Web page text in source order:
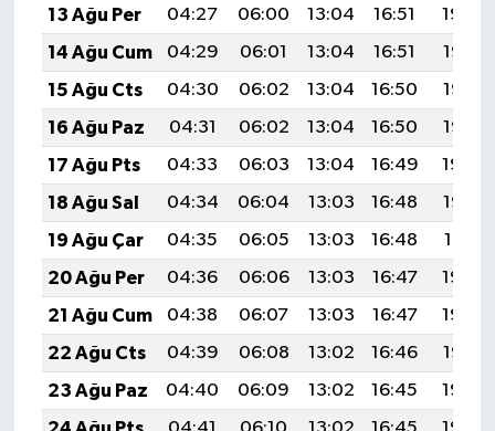
13 Ağu Per
04:27 06:00 13:04 16:51
19:59
14 Ağu Cum
04:29 06:01 13:04 16:51
19:58
15 Ağu Cts
04:30 06:02 13:04 16:50
19:56
16 Ağu Paz
04:31 06:02 13:04 16:50
19:55
17 Ağu Pts
04:33 06:03 13:04 16:49
19:54
18 Ağu Sal
04:34 06:04 13:03 16:48
19:52
19 Ağu Çar
04:35 06:05 13:03 16:48
19:51
20 Ağu Per
04:36 06:06 13:03 16:47
19:50
21 Ağu Cum
04:38 06:07 13:03 16:47
19:48
22 Ağu Cts
04:39 06:08 13:02 16:46
19:47
23 Ağu Paz
04:40 06:09 13:02 16:45
19:46